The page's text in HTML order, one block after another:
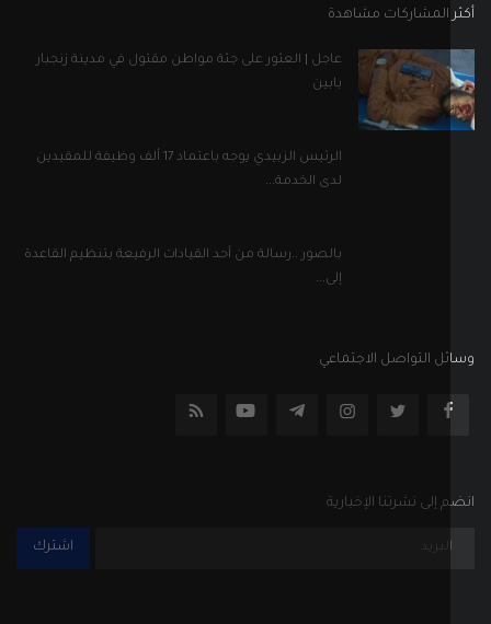
المشاركات مشاهدة
عاجل | العثور على جثة مواطن مقتول في مدينة زنجبار
بابين
الرئيس الزبيدي يوجه باعتماد 17 ألف وظيفة للمقيدين
لدى الخدمة...
بالصور ..رسالة من أحد القيادات الرفيعة بتنظيم القاعدة
التواصل الاجتماعي
إلى نشرتنا الإخبارية